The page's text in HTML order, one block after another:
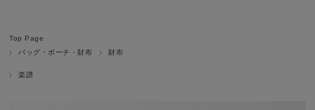
Top Page
バッグ・ポーチ・財布
財布
楽譜